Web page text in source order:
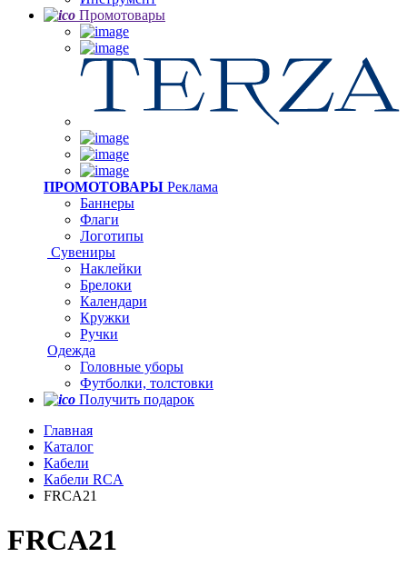
Промотовары
ПРОМОТОВАРЫ Реклама
Баннеры
Флаги
Логотипы
Сувениры
Наклейки
Брелоки
Календари
Кружки
Ручки
Одежда
Головные уборы
Футболки, толстовки
Получить подарок
Главная
Каталог
Кабели
Кабели RCA
FRCA21
FRCA21